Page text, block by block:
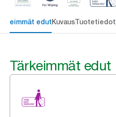
edutKuvausTuotetiedot
Tärkeimmät edut